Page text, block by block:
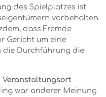
des Spielplatzes ist
vorbehalten.
dass Fremde
Gericht um eine
die Durchführung die
Veranstaltungsort
war anderer Meinung